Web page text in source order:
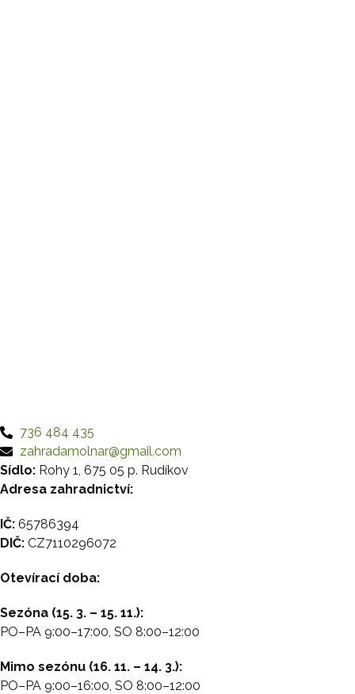
736 484 435
zahradamolnar@gmail.com
Sídlo: Rohy 1, 675 05 p. Rudíkov
Adresa zahradnictví:
IČ: 65786394
DIČ: CZ7110296072
Otevírací doba:
Sezóna (15. 3. – 15. 11.):
PO–PA 9:00–17:00, SO 8:00–12:00
Mimo sezónu (16. 11. – 14. 3.):
PO–PA 9:00–16:00, SO 8:00–12:00